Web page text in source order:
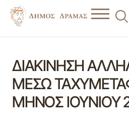
ΔΙΑΚΙΝΗΣΗ
ΜΕΣΩ
ΜΗΝΟΣ ΙΟΥΝΙΟΥ